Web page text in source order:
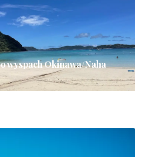
wyspach Okinawa/Naha